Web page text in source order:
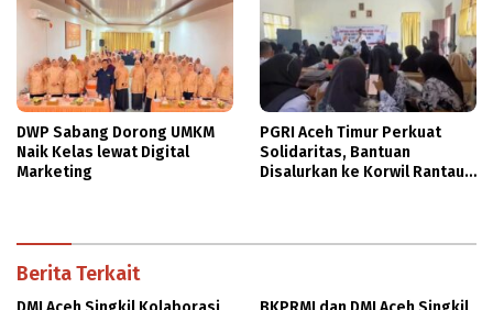
DWP Sabang Dorong UMKM
Naik Kelas lewat Digital
Marketing
PGRI Aceh Timur Perkuat
Solidaritas, Bantuan
Disalurkan ke Korwil Rantau
Berita Terkait